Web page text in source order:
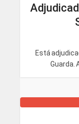
Está
Guarda.